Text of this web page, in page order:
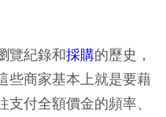
覽紀錄和採購的歷史 ，
些商家基本上就是要藉
付全額價金的頻率、